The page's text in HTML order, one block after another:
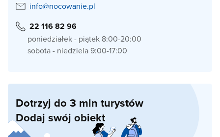
info@nocowanie.pl
22 116 82 96
poniedziałek - piątek 8:00-20:00
sobota - niedziela 9:00-17:00
Dotrzyj do 3 mln turystów
Dodaj swój obiekt